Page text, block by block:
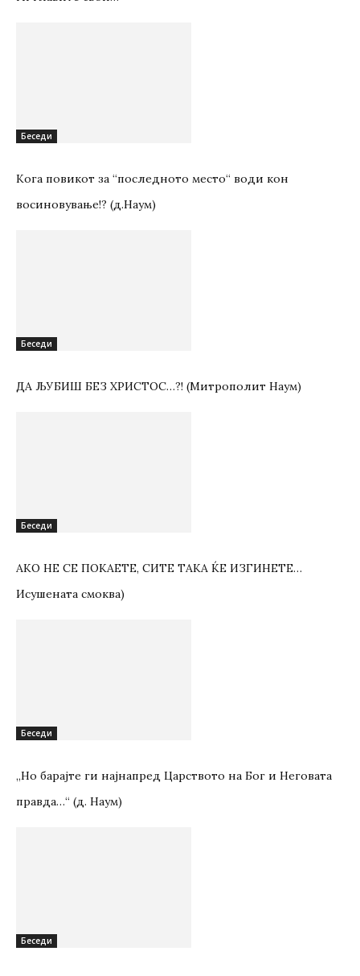
Беседи
Кога повикот за “последното место“ води кон
восиновување!? (д.Наум)
Беседи
ДА ЉУБИШ БЕЗ ХРИСТОС…?! (Митрополит Наум)
Беседи
АКО НЕ СЕ ПОКАЕТЕ, СИТЕ ТАКА ЌЕ ИЗГИНЕТЕ…
Исушената смоква)
Беседи
„Но барајте ги најнапред Царството на Бог и Неговата
правда…“ (д. Наум)
Беседи